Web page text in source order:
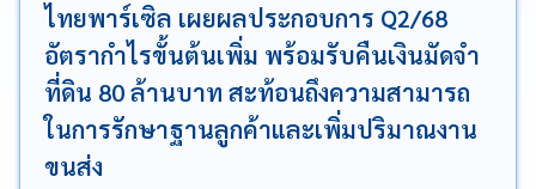
ไทยพาร์เซิล เผยผลประกอบการ Q2/68
อัตรากำไรขั้นต้นเพิ่ม พร้อมรับคืนเงินมัดจำ
ที่ดิน 80 ล้านบาท สะท้อนถึงความสามารถ
ในการรักษาฐานลูกค้าและเพิ่มปริมาณงาน
ขนส่ง